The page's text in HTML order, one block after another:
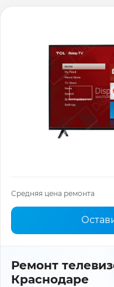
Средняя цена ремонта
Ремонт
Краснодаре